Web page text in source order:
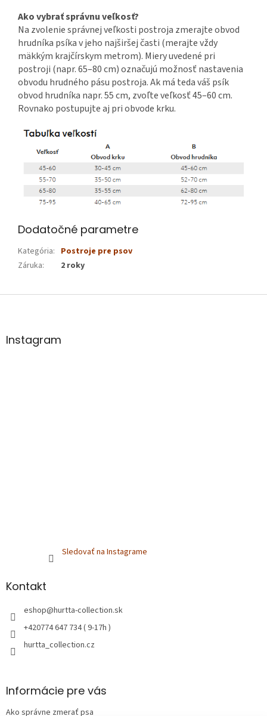
Ako vybrať správnu veľkosť?
Na zvolenie správnej veľkosti postroja zmerajte obvod
hrudníka psíka v jeho najširšej časti (merajte vždy
mäkkým krajčírskym metrom). Miery uvedené pri
postroji (napr. 65–80 cm) označujú možnosť nastavenia
obvodu hrudného pásu postroja. Ak má teda váš psík
obvod hrudníka napr. 55 cm, zvoľte veľkosť 45–60 cm.
Rovnako postupujte aj pri obvode krku.
Dodatočné parametre
Kategória: Postroje pre psov
Záruka: 2 roky
Z
äInstagram
Sledovať na Instagrame
Kontakt
eshop@hurtta-collection.sk
+420774 647 734 ( 9-17h )
hurtta_collection.cz
Informácie pre vás
Ako správne zmerať psa